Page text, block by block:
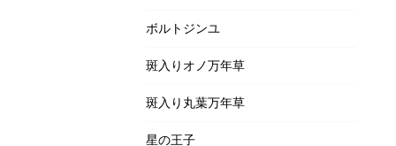
ボルトジンユ
斑入りオノ万年草
斑入り丸葉万年草
星の王子